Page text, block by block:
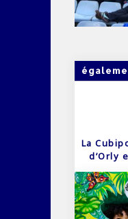
La
d’Orly